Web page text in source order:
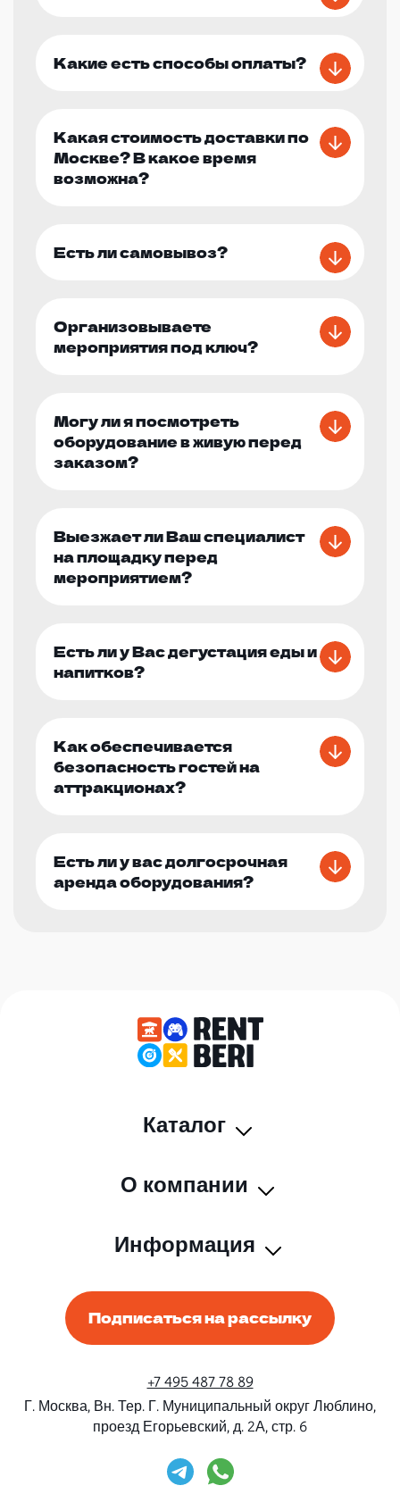
Какие есть способы оплаты?
Какая стоимость доставки по
Москве? В какое время
возможна?
Есть ли самовывоз?
Организовываете
мероприятия под ключ?
Могу ли я посмотреть
оборудование в живую перед
заказом?
Выезжает ли Ваш специалист
на площадку перед
мероприятием?
Есть ли у Вас дегустация еды и
напитков?
Как обеспечивается
безопасность гостей на
аттракционах?
Есть ли у вас долгосрочная
аренда оборудования?
Каталог
О компании
Информация
Подписаться на рассылку
+7 495 487 78 89
Г. Москва, Вн. Тер. Г. Муниципальный округ Люблино,
проезд Егорьевский, д. 2А, стр. 6